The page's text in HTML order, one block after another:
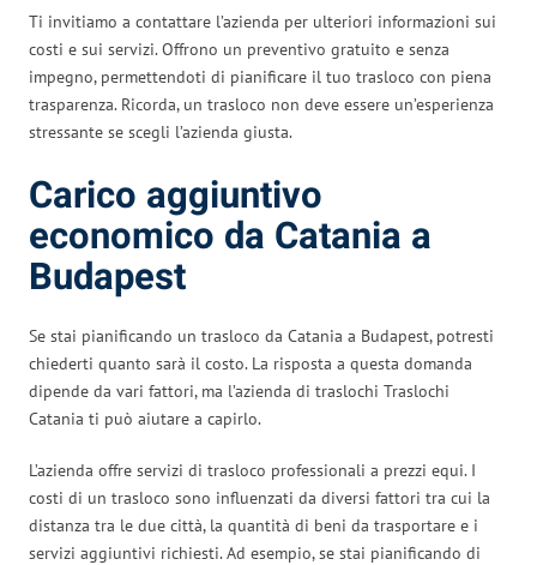
Ti invitiamo a contattare l’azienda per ulteriori informazioni sui
costi e sui servizi. Offrono un preventivo gratuito e senza
impegno, permettendoti di pianificare il tuo trasloco con piena
trasparenza. Ricorda, un trasloco non deve essere un’esperienza
stressante se scegli l’azienda giusta.
Carico aggiuntivo
economico da Catania a
Budapest
Se stai pianificando un trasloco da Catania a Budapest, potresti
chiederti quanto sarà il costo. La risposta a questa domanda
dipende da vari fattori, ma l’azienda di traslochi Traslochi
Catania ti può aiutare a capirlo.
L’azienda offre servizi di trasloco professionali a prezzi equi. I
costi di un trasloco sono influenzati da diversi fattori tra cui la
distanza tra le due città, la quantità di beni da trasportare e i
servizi aggiuntivi richiesti. Ad esempio, se stai pianificando di